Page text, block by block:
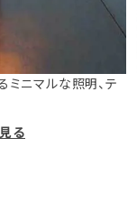
ミニマルな照明、テ
る